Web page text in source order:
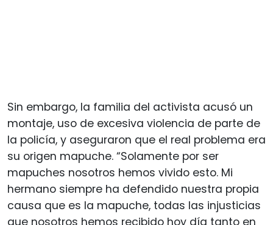
Sin embargo, la familia del activista acusó un
montaje, uso de excesiva violencia de parte de
la policía, y aseguraron que el real problema era
su origen mapuche. “Solamente por ser
mapuches nosotros hemos vivido esto. Mi
hermano siempre ha defendido nuestra propia
causa que es la mapuche, todas las injusticias
que nosotros hemos recibido hoy día tanto en